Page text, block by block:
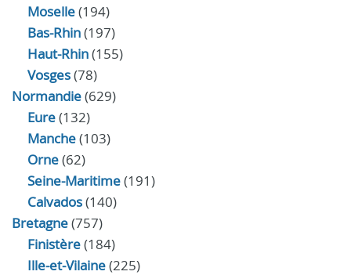
Moselle(194)
Bas-Rhin(197)
Haut-Rhin(155)
Vosges(78)
Normandie(629)
Eure(132)
Manche(103)
Orne(62)
Seine-Maritime(191)
Calvados(140)
Bretagne(757)
Finistère(184)
Ille-et-Vilaine(225)